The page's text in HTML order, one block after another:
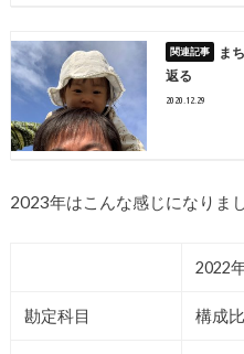
ま
返る
2020.12.29
2023年はこんな感じになりまし
2022
勘定科目 構成比